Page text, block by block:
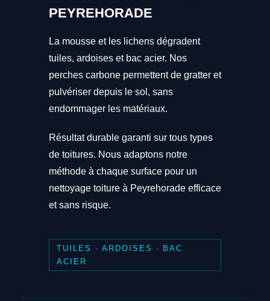
PEYREHORADE
La mousse et les lichens dégradent
tuiles, ardoises et bac acier. Nos
perches carbone permettent de gratter et
pulvériser depuis le sol, sans
endommager les matériaux.
Résultat durable garanti sur tous types
de toitures. Nous adaptons notre
méthode à chaque surface pour un
nettoyage toiture à Peyrehorade efficace
et sans risque.
TUILES · ARDOISES · BAC
ACIER